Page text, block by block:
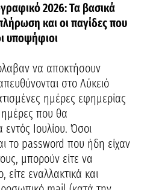
2026: Τα βασικά
και οι παγίδες που
υποψήφιοι
να αποκτήσουν
στο Λύκειό
ημέρες εφημερίας
ημέρες που θα
Ιουλίου. Όσοι
το password που ήδη είχαν
μπορούν είτε να
είτε εναλλακτικά και